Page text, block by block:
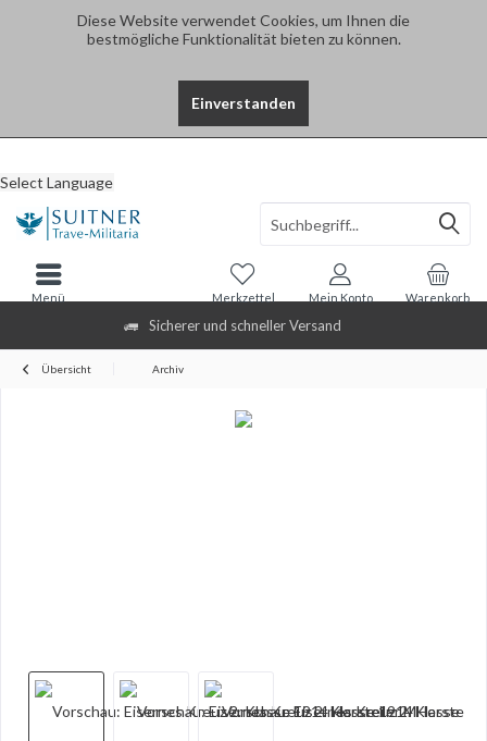
Diese Website verwendet Cookies, um Ihnen die
bestmögliche Funktionalität bieten zu können.
Einverstanden
Sicherer und schneller Versand
Select Language
Warenkorb
Merkzettel Mein Konto
Menü
Übersicht Archiv